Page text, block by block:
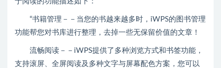
“书籍管理－－当您的书越来越多时，iWPS的图书管理
功能帮您对书库进行整理，去掉一些无保留价值的文章！
流畅阅读－－iWPS提供了多种浏览方式和书签功能，
支持滚屏、全屏阅读及多种文字与屏幕配色方案，您可以